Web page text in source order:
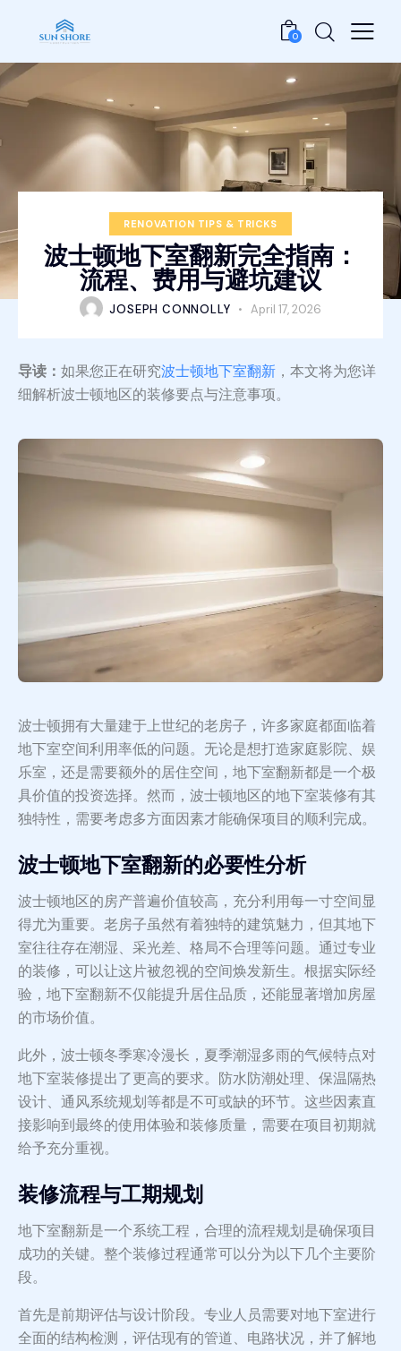
0
RENOVATION TIPS & TRICKS
波士顿地下室翻新完全指南：
流程、费用与避坑建议
JOSEPH CONNOLLY April 17, 2026
导读： 如果您正在研究波士顿地下室翻新 ，本文将为您详
细解析波士顿地区的装修要点与注意事项。
波士顿拥有大量建于上世纪的老房子，许多家庭都面临着
地下室空间利用率低的问题。无论是想打造家庭影院、娱
乐室，还是需要额外的居住空间，地下室翻新都是一个极
具价值的投资选择。然而，波士顿地区的地下室装修有其
独特性，需要考虑多方面因素才能确保项目的顺利完成。
波士顿地下室翻新的必要性分析
波士顿地区的房产普遍价值较高，充分利用每一寸空间显
得尤为重要。老房子虽然有着独特的建筑魅力，但其地下
室往往存在潮湿、采光差、格局不合理等问题。通过专业
的装修，可以让这片被忽视的空间焕发新生。根据实际经
验，地下室翻新不仅能提升居住品质，还能显著增加房屋
的市场价值。
此外，波士顿冬季寒冷漫长，夏季潮湿多雨的气候特点对
地下室装修提出了更高的要求。防水防潮处理、保温隔热
设计、通风系统规划等都是不可或缺的环节。这些因素直
接影响到最终的使用体验和装修质量，需要在项目初期就
给予充分重视。
装修流程与工期规划
地下室翻新是一个系统工程，合理的流程规划是确保项目
成功的关键。整个装修过程通常可以分为以下几个主要阶
段。
首先是前期评估与设计阶段。专业人员需要对地下室进行
全面的结构检测，评估现有的管道、电路状况，并了解地